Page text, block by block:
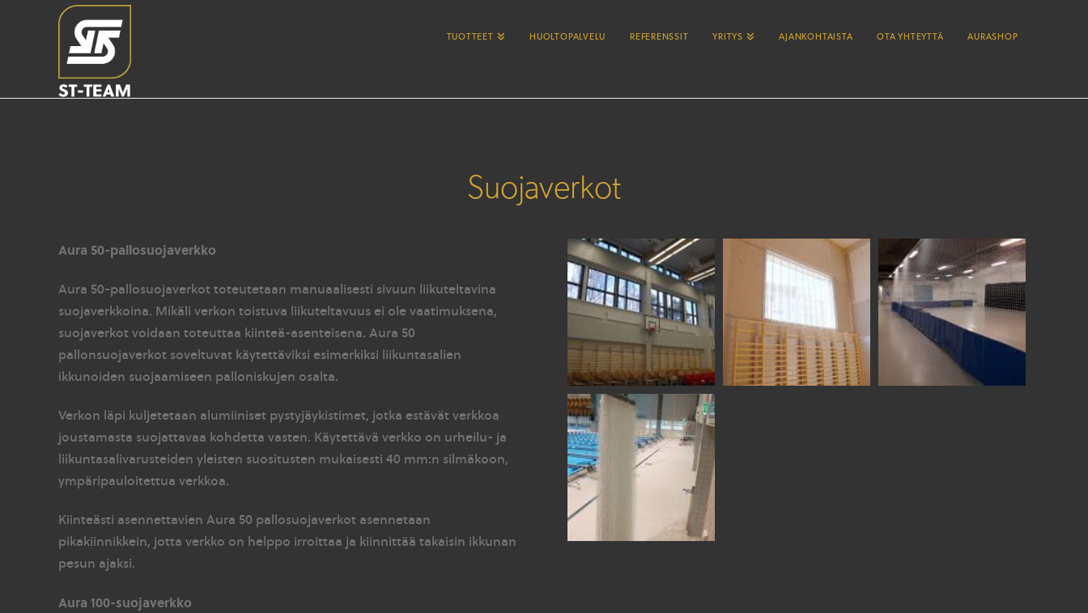
TUOTTEET HUOLTOPALVELU REFERENSSIT YRITYS AJANKOHTAISTA OTA YHTEYTTÄ AURASHOP
Suojaverkot
Aura 50-pallosuojaverkko
Aura 50-pallosuojaverkot toteutetaan manuaalisesti sivuun liikuteltavina
suojaverkkoina. Mikäli verkon toistuva liikuteltavuus ei ole vaatimuksena,
suojaverkot voidaan toteuttaa kiinteä-asenteisena. Aura 50
pallonsuojaverkot soveltuvat käytettäviksi esimerkiksi liikuntasalien
ikkunoiden suojaamiseen palloniskujen osalta.
Verkon läpi kuljetetaan alumiiniset pystyjäykistimet, jotka estävät verkkoa
joustamasta suojattavaa kohdetta vasten. Käytettävä verkko on urheilu- ja
liikuntasalivarusteiden yleisten suositusten mukaisesti 40 mm:n silmäkoon,
ympäripauloitettua verkkoa.
Kiinteästi asennettavien Aura 50 pallosuojaverkot asennetaan
pikakiinnikkein, jotta verkko on helppo irroittaa ja kiinnittää takaisin ikkunan
pesun ajaksi.
Aura 100-suojaverkko